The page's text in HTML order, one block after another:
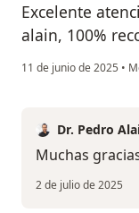
Excelente
alain, 100%
11 de junio de 2025 •
Dr. Pedro
Muchas
2 de julio de 2025